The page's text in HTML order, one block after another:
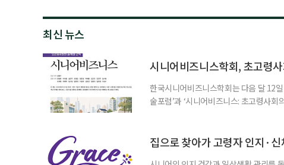
최신 뉴스
시니어비즈니스학회, 초고령
한국시니어비즈니스학회는 다음 달 12
술포럼’과 ‘시니어비즈니스: 초고령사
계하다’를 주제로 기조강연을 한다. 이어
집으로 찾아가 고령자 인지·